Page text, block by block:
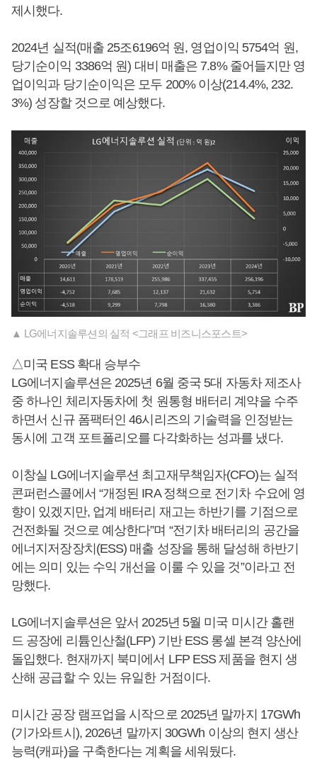
제시했다.
2024년 실적(매출 25조6196억 원, 영업이익 5754억 원,
당기순이익 3386억 원) 대비 매출은 7.8% 줄어들지만 영
업이익과 당기순이익은 모두 200% 이상(214.4%, 232.
3%) 성장할 것으로 예상했다.
▲ LG에너지솔루션의 실적 <그래프 비즈니스포스트>
△미국 ESS 확대 승부수
LG에너지솔루션은 2025년 6월 중국 5대 자동차 제조사
중 하나인 체리자동차에 첫 원통형 배터리 계약을 수주
하면서 신규 폼팩터인 46시리즈의 기술력을 인정받는
동시에 고객 포트폴리오를 다각화하는 성과를 냈다.
이창실 LG에너지솔루션 최고재무책임자(CFO)는 실적
콘퍼런스콜에서 “개정된 IRA 정책으로 전기차 수요에 영
향이 있겠지만, 업계 배터리 재고는 하반기를 기점으로
건전화될 것으로 예상한다”며 “전기차 배터리의 공간을
에너지저장장치(ESS) 매출 성장을 통해 달성해 하반기
에는 의미 있는 수익 개선을 이룰 수 있을 것”이라고 전
망했다.
LG에너지솔루션은 앞서 2025년 5월 미국 미시간 홀랜
드 공장에 리튬인산철(LFP) 기반 ESS 롱셀 본격 양산에
돌입했다. 현재까지 북미에서 LFP ESS 제품을 현지 생
산해 공급할 수 있는 유일한 거점이다.
미시간 공장 램프업을 시작으로 2025년 말까지 17GWh
(기가와트시), 2026년 말까지 30GWh 이상의 현지 생산
능력(캐파)을 구축한다는 계획을 세워뒀다.